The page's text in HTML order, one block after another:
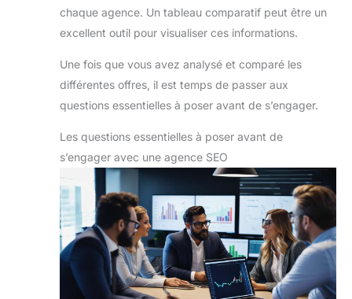
chaque agence. Un tableau comparatif peut être un
excellent outil pour visualiser ces informations.
Une fois que vous avez analysé et comparé les
différentes offres, il est temps de passer aux
questions essentielles à poser avant de s’engager.
Les questions essentielles à poser avant de
s’engager avec une agence SEO